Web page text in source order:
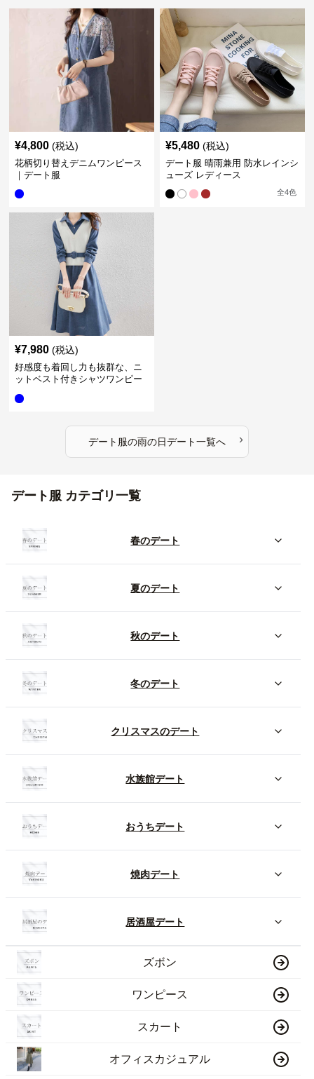
¥4,800 (税込)
花柄切り替えデニムワンピース
｜デート服
¥5,480 (税込)
デート服 晴雨兼用 防水レインシ
ューズ レディース
全4色
¥7,980 (税込)
好感度も着回し力も抜群な、ニ
ットベスト付きシャツワンピー
デート服の雨の日デート一覧へ ›
デート服 カテゴリ一覧
春のデート
夏のデート
秋のデート
冬のデート
クリスマスのデート
水族館デート
おうちデート
焼肉デート
居酒屋デート
ズボン
ワンピース
スカート
オフィスカジュアル